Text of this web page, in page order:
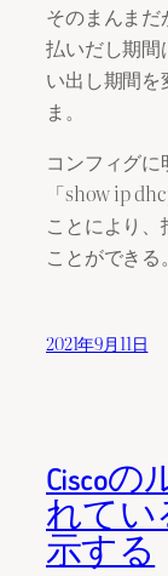
そのまんま
払いだし期間
い出し期間を
ま。
コンフィグに
「show ip
ことにより
ことができる。
2021年9月11日
Cisco
れてい
示する